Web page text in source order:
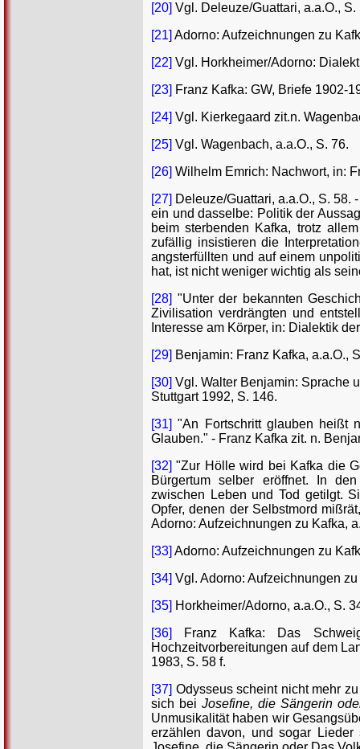
[20] Vgl. Deleuze/Guattari, a.a.O., S.
[21] Adorno: Aufzeichnungen zu
[22] Vgl. Horkheimer/Adorno:
[23] Franz Kafka: GW, Briefe 1902-
[24] Vgl. Kierkegaard zit.n.
[25] Vgl. Wagenbach, a.a.O., S. 76.
[26] Wilhelm Emrich: Nachwort, in:
[27] Deleuze/Guattari, a.a.O., S.
ein und dasselbe: Politik der
beim sterbenden Kafka, trotz
zufällig insistieren die
angsterfüllten und auf einem
hat, ist nicht weniger wichtig als
[28] "Unter der bekannten
Zivilisation verdrängten und
Interesse am Körper, in: Dialektik
[29] Benjamin: Franz Kafka, a.a.O.,
[30] Vgl. Walter Benjamin: Sprache
Stuttgart 1992, S. 146.
[31] "An Fortschritt glauben heißt
Glauben." - Franz Kafka zit. n.
[32] "Zur Hölle wird bei Kafka die
Bürgertum selber eröffnet. In
zwischen Leben und Tod getilgt.
Opfer, denen der Selbstmord
Adorno: Aufzeichnungen zu Kafka,
[33] Adorno: Aufzeichnungen zu
[34] Vgl. Adorno: Aufzeichnungen
[35] Horkheimer/Adorno, a.a.O., S.
[36]
Franz Kafka: Das
Hochzeitvorbereitungen auf dem
1983, S. 58 f.
[37] Odysseus scheint nicht mehr
sich bei Josefine, die Sängerin
Unmusikalität haben wir
erzählen davon, und sogar